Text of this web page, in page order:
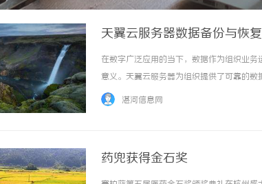
天翼云服务器数据备份与恢
在数字广泛应用的当下，数据作为组织业
意义。天翼云服务器为组织提供了可靠的
出现的数据意外情况，保障业务的稳运行
湛河信息网
药兜获得金石奖